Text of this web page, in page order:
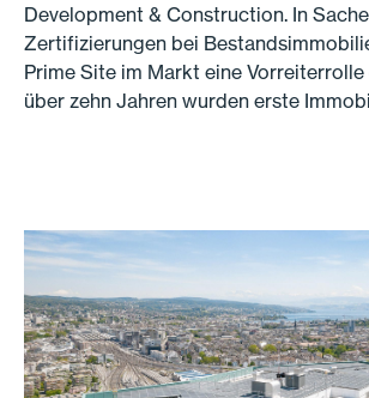
Development & Construction. In
Zertifizierungen bei
Prime Site im Markt eine
über zehn Jahren wurden erste